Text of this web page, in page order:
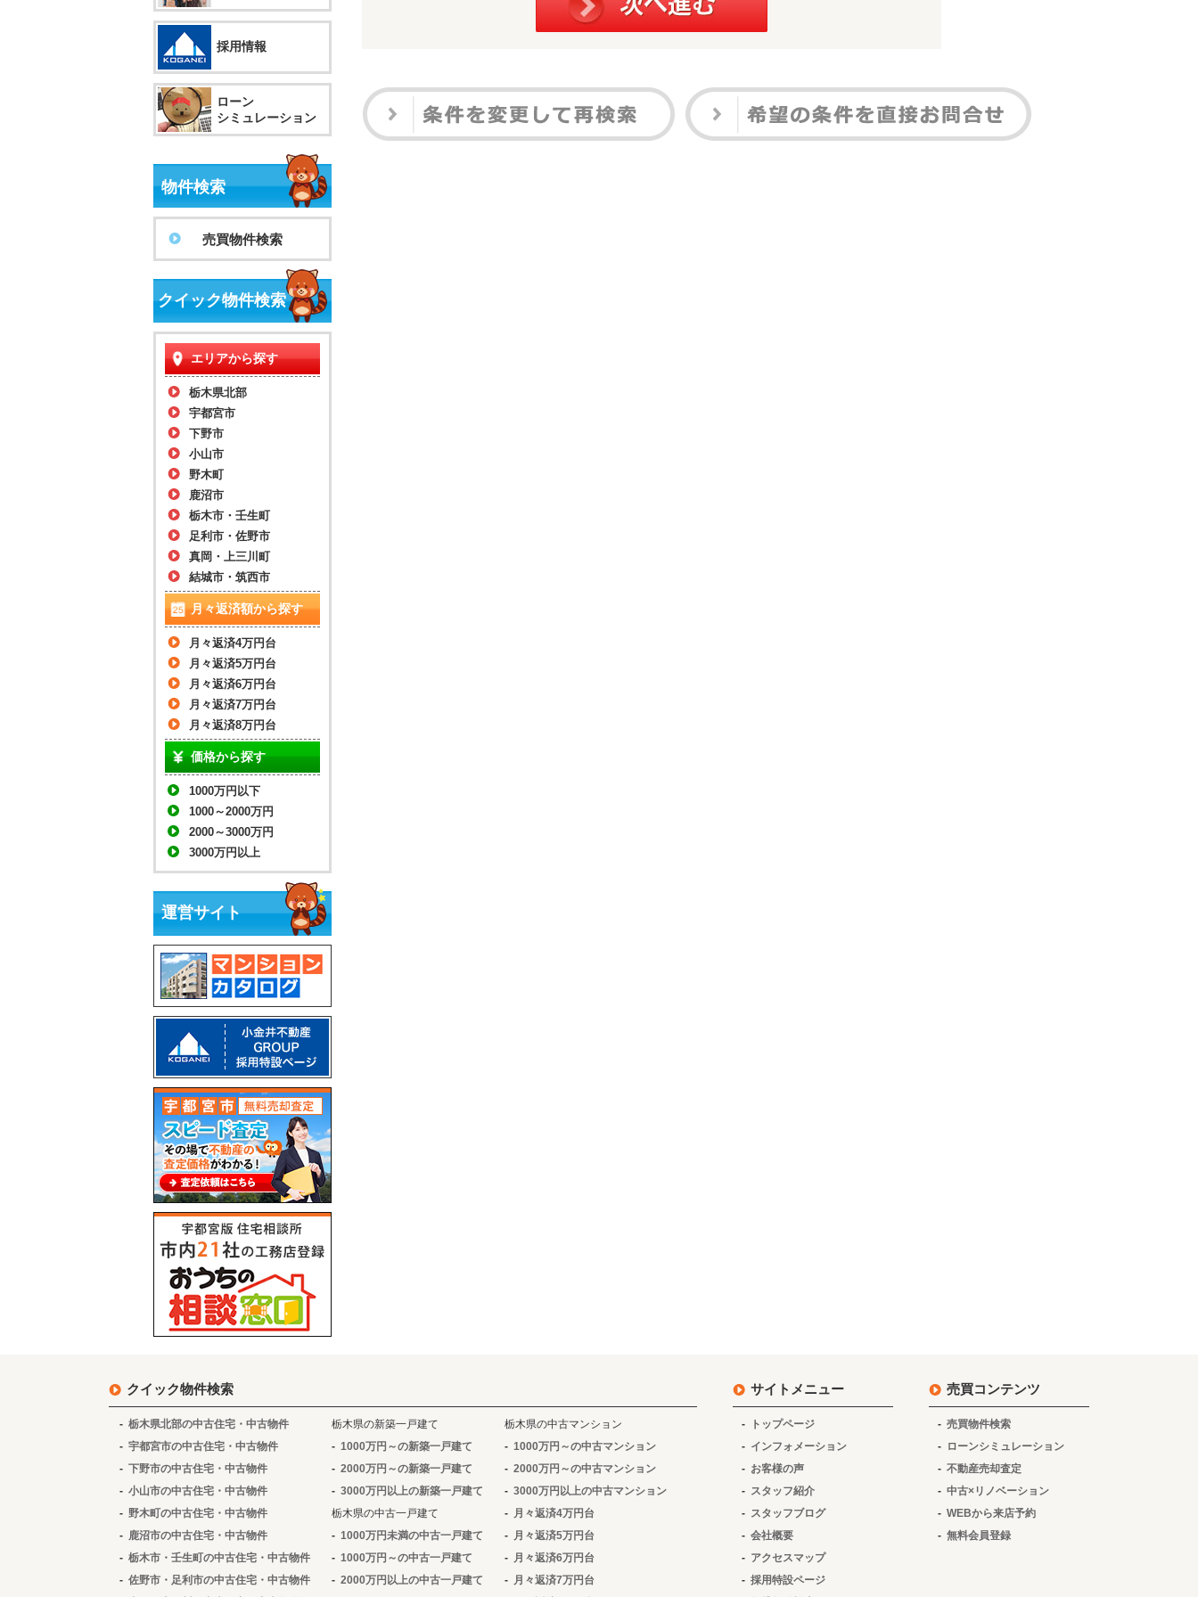
採用情報
ローン
シミュレーション
物件検索
売買物件検索
クイック物件検索
エリアから探す
栃木県北部
宇都宮市
下野市
小山市
野木町
鹿沼市
栃木市・壬生町
足利市・佐野市
真岡・上三川町
結城市・筑西市
月々返済額から探す
月々返済4万円台
月々返済5万円台
月々返済6万円台
月々返済7万円台
月々返済8万円台
価格から探す
1000万円以下
1000～2000万円
2000～3000万円
3000万円以上
運営サイト
クイック物件検索
栃木県北部の中古住宅・中古物件
宇都宮市の中古住宅・中古物件
下野市の中古住宅・中古物件
小山市の中古住宅・中古物件
野木町の中古住宅・中古物件
鹿沼市の中古住宅・中古物件
栃木市・壬生町の中古住宅・中古物件
佐野市・足利市の中古住宅・中古物件
栃木県の新築一戸建て
1000万円～の新築一戸建て
2000万円～の新築一戸建て
3000万円以上の新築一戸建て
栃木県の中古一戸建て
1000万円未満の中古一戸建て
1000万円～の中古一戸建て
2000万円以上の中古一戸建て
栃木県の中古マンション
1000万円～の中古マンション
2000万円～の中古マンション
3000万円以上の中古マンション
月々返済4万円台
月々返済5万円台
月々返済6万円台
月々返済7万円台
サイトメニュー
トップページ
インフォメーション
お客様の声
スタッフ紹介
スタッフブログ
会社概要
アクセスマップ
採用特設ページ
売買コンテンツ
売買物件検索
ローンシミュレーション
不動産売却査定
中古×リノベーション
WEBから来店予約
無料会員登録